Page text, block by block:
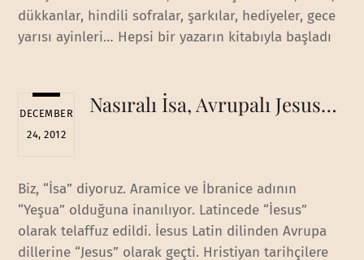
dükkanlar, hindili sofralar, şarkılar, hediyeler, gece
yarısı ayinleri… Hepsi bir yazarın kitabıyla başladı
DECEMBER
24, 2012
Nasıralı İsa, Avrupalı Jesus…
Biz, “İsa” diyoruz. Aramice ve İbranice adının
“Yeşua” olduğuna inanılıyor. Latincede “İesus”
olarak telaffuz edildi. İesus Latin dilinden Avrupa
dillerine “Jesus” olarak geçti. Hristiyan tarihçilere